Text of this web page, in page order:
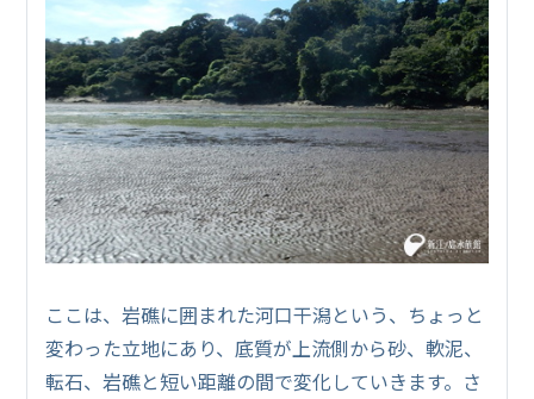
ここは、岩礁に囲まれた河口干潟という、ちょっと
変わった立地にあり、底質が上流側から砂、軟泥、
転石、岩礁と短い距離の間で変化していきます。さ